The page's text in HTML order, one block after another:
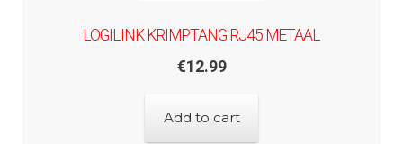
LOGILINK KRIMPTANG RJ45 METAAL
€12.99
Add to cart